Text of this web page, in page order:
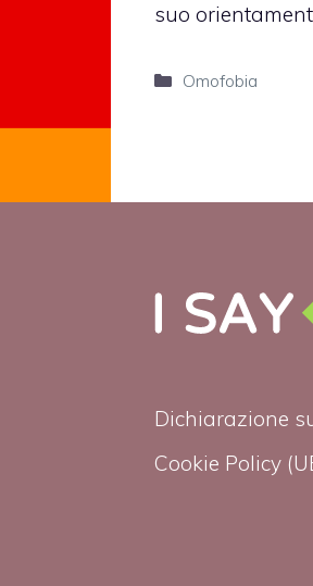
suo
Categorie
Omofobia
Dichiarazione
Cookie Policy